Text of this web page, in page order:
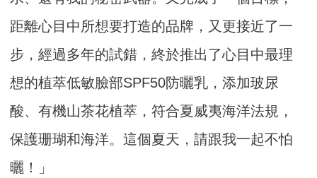
距離心目中所想要打造的品牌，又更接近了一
步，經過多年的試錯，終於推出了心目中最理
想的植萃低敏臉部SPF50防曬乳，添加玻尿
酸、有機山茶花植萃，符合夏威夷海洋法規，
保護珊瑚和海洋。這個夏天，請跟我一起不怕
曬！」